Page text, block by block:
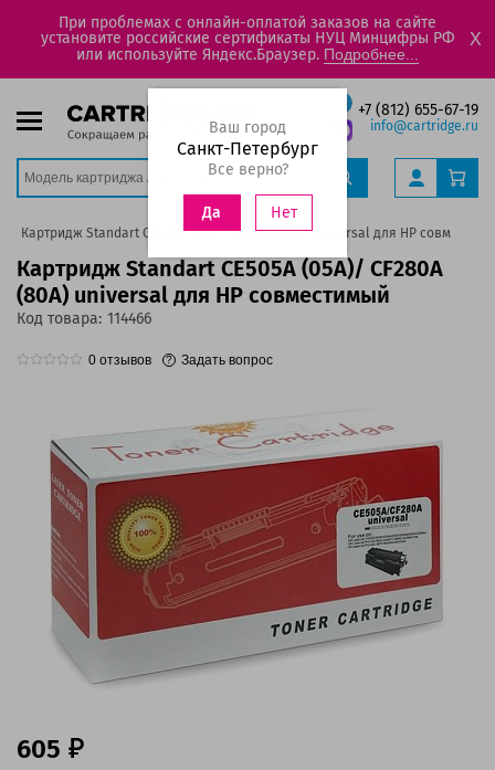
При проблемах с онлайн-оплатой заказов на сайте
установите российские сертификаты НУЦ Минцифры РФ
или используйте Яндекс.Браузер. Подробнее...
X
+7 (812) 655-67-19
info@cartridge.ru
Ваш город
Санкт-Петербург
Все верно?
Да Нет
Картридж Standart CE505A (05A)/ CF280A (80A) universal для HP
Картридж Standart CE505A (05A)/ CF280A
(80A) universal для HP совместимый
Код товара: 114466
0 отзывов Задать вопрос
605